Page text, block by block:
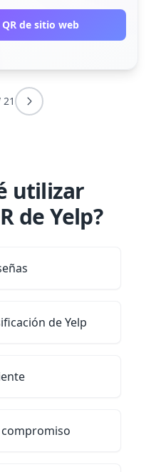
de sitio web
21
utilizar
de Yelp?
de Yelp